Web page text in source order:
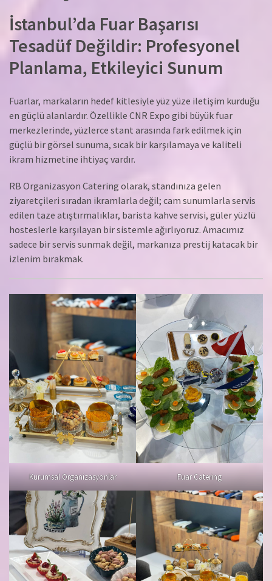
İstanbul’da Fuar Başarısı
Tesadüf Değildir: Profesyonel
Planlama, Etkileyici Sunum
Fuarlar, markaların hedef kitlesiyle yüz yüze iletişim kurduğu
en güçlü alanlardır. Özellikle CNR Expo gibi büyük fuar
merkezlerinde, yüzlerce stant arasında fark edilmek için
güçlü bir görsel sunuma, sıcak bir karşılamaya ve kaliteli
ikram hizmetine ihtiyaç vardır.
RB Organizasyon Catering olarak, standınıza gelen
ziyaretçileri sıradan ikramlarla değil; cam sunumlarla servis
edilen taze atıştırmalıklar, barista kahve servisi, güler yüzlü
hosteslerle karşılayan bir sistemle ağırlıyoruz. Amacımız
sadece bir servis sunmak değil, markanıza prestij katacak bir
izlenim bırakmak.
Kurumsal Organizasyonlar Fuar Catering